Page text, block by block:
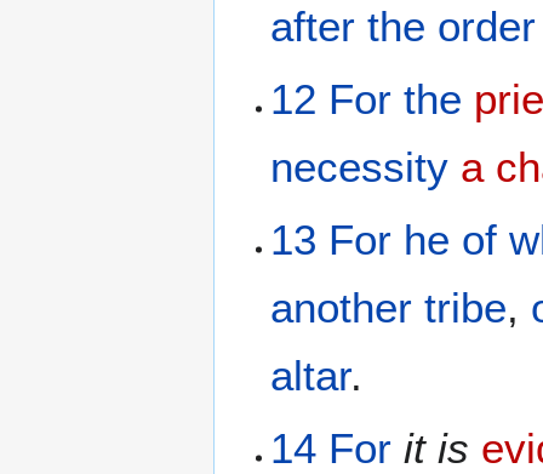
after the order
12 For the
necessity a
13 For he of
another tribe,
altar.
14 For it is